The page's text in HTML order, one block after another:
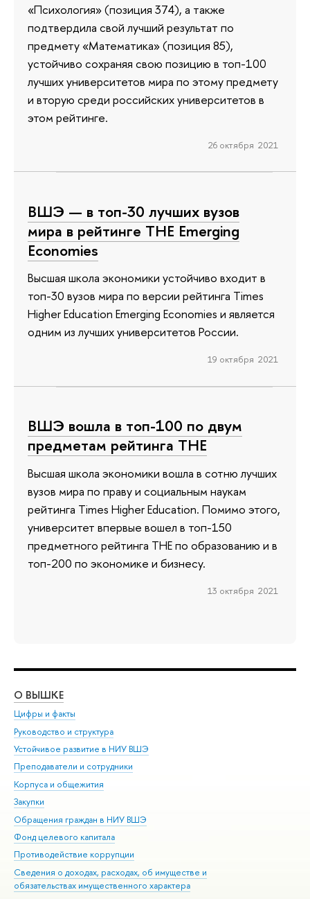
«Психология» (позиция 374), а также
подтвердила свой лучший результат по
предмету «Математика» (позиция 85),
устойчиво сохраняя свою позицию в топ-100
лучших университетов мира по этому предмету
и вторую среди российских университетов в
этом рейтинге.
26 октября 2021
ВШЭ — в топ-30 лучших вузов
мира в рейтинге THE Emerging
Economies
Высшая школа экономики устойчиво входит в
топ-30 вузов мира по версии рейтинга Times
Higher Education Emerging Economies и является
одним из лучших университетов России.
19 октября 2021
ВШЭ вошла в топ-100 по двум
предметам рейтинга ТНЕ
Высшая школа экономики вошла в сотню лучших
вузов мира по праву и социальным наукам
рейтинга Times Higher Education. Помимо этого,
университет впервые вошел в топ-150
предметного рейтинга ТНЕ по образованию и в
топ-200 по экономике и бизнесу.
13 октября 2021
О ВЫШКЕ
Цифры и факты
Руководство и структура
Устойчивое развитие в НИУ ВШЭ
Преподаватели и сотрудники
Корпуса и общежития
Закупки
Обращения граждан в НИУ ВШЭ
Фонд целевого капитала
Противодействие коррупции
Сведения о доходах, расходах, об имуществе и
обязательствах имущественного характера